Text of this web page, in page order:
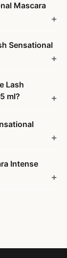
Mascara
Sensational
Lash
ml?
Intense